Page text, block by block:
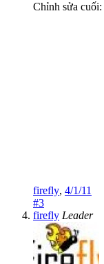
Chỉnh sửa cuối:
firefly, 4/1/11
#3
firefly Leader